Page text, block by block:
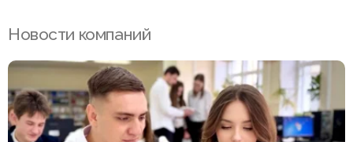
Новости компаний